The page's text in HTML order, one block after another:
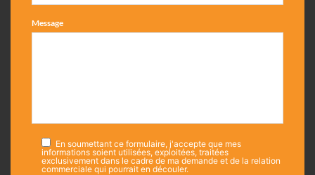
Message
En soumettant ce formulaire, j'accepte que mes
informations soient utilisées, exploitées, traitées
exclusivement dans le cadre de ma demande et de la relation
commerciale qui pourrait en découler.